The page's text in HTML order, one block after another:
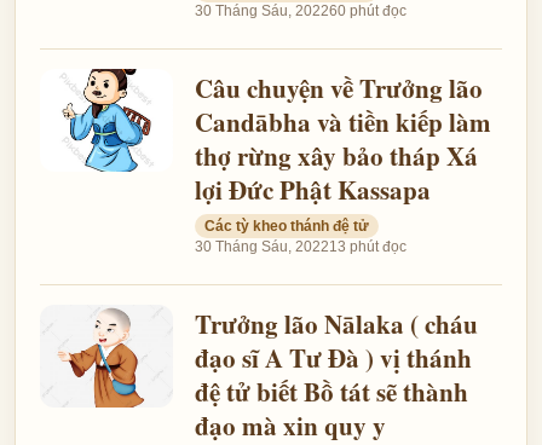
30 Tháng Sáu, 202260 phút đọc
Câu chuyện về Trưởng lão
Candābha và tiền kiếp làm
thợ rừng xây bảo tháp Xá
lợi Đức Phật Kassapa
Các tỳ kheo thánh đệ tử
30 Tháng Sáu, 202213 phút đọc
Trưởng lão Nālaka ( cháu
đạo sĩ A Tư Đà ) vị thánh
đệ tử biết Bồ tát sẽ thành
đạo mà xin quy y